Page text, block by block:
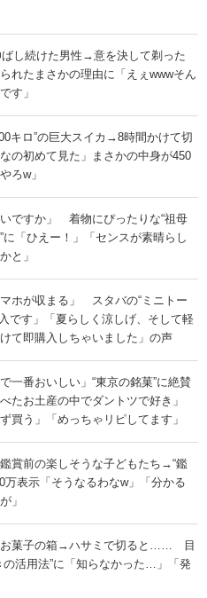
ばし続けた男性→意を決して剃った
たまさかの理由に「えぇwwwそん
す」
キロ”の巨大スイカ→8時間かけて切
初めて見た」まさかの中身が450
ろw」
ですか」 着物にぴったりな“祖母
に「ひえー！」「センスが素晴らし
と」
マホが収まる」 スタバの“ミニトー
です」「夏らしく涼しげ、そして軽
て即購入しちゃいました」の声
一番おいしい」“東京の銘菓”に絶賛
お土産の中でダントツで好き」
買う」「めっちゃリピしてます」
鑑賞前の楽しそうな子どもたち→“鑑
万表示「そうなるわなw」「分かる
」
お菓子の箱→ハサミで切ると…… 目
の活用法”に「知らなかった…」「発